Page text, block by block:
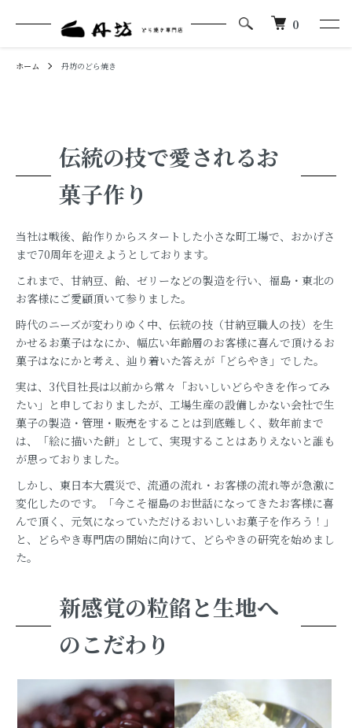
0
ホーム 丹坊のどら焼き
伝統の技で愛されるお
菓子作り
当社は戦後、飴作りからスタートした小さな町工場で、おかげさ
まで70周年を迎えようとしております。
これまで、甘納豆、飴、ゼリーなどの製造を行い、福島・東北の
お客様にご愛顧頂いて参りました。
時代のニーズが変わりゆく中、伝統の技（甘納豆職人の技）を生
かせるお菓子はなにか、幅広い年齢層のお客様に喜んで頂けるお
菓子はなにかと考え、辿り着いた答えが「どらやき」でした。
実は、3代目社長は以前から常々「おいしいどらやきを作ってみ
たい」と申しておりましたが、工場生産の設備しかない会社で生
菓子の製造・管理・販売をすることは到底難しく、数年前まで
は、「絵に描いた餅」として、実現することはありえないと誰も
が思っておりました。
しかし、東日本大震災で、流通の流れ・お客様の流れ等が急激に
変化したのです。「今こそ福島のお世話になってきたお客様に喜
んで頂く、元気になっていただけるおいしいお菓子を作ろう！」
と、どらやき専門店の開始に向けて、どらやきの研究を始めまし
た。
新感覚の粒餡と生地へ
のこだわり